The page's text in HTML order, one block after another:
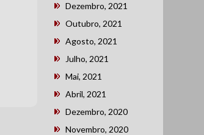
Dezembro, 2021
Outubro, 2021
Agosto, 2021
Julho, 2021
Mai, 2021
Abril, 2021
Dezembro, 2020
Novembro, 2020